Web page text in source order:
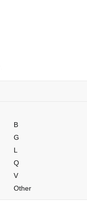
B
G
L
Q
V
Other